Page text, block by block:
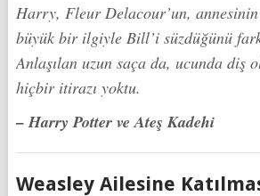
Harry, Fleur Delacour’un, annesinin
büyük bir ilgiyle Bill’i süzdüğünü
Anlaşılan uzun saça da, ucunda diş
hiçbir itirazı yoktu.
– Harry Potter ve Ateş Kadehi
Weasley Ailesine